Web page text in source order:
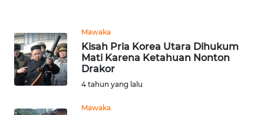
Mawaka
Kisah Pria Korea Utara Dihukum
Mati Karena Ketahuan Nonton
Drakor
4 tahun yang lalu
Mawaka
BALI
WN
KALBAR
WN